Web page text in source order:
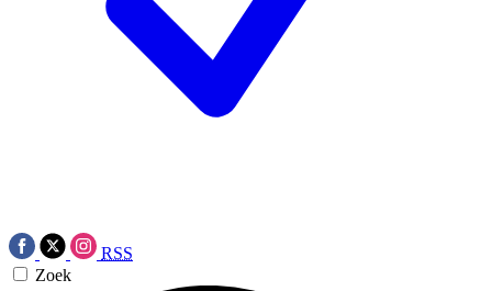
RSS
Zoek